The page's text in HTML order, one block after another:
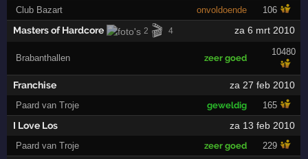
Club Bazart onvoldoende 106
Masters of Hardcore 2 🎬 4 za 6 mrt 2010
Brabanthallen zeer goed
10480
Franchise za 27 feb 2010
Paard van Troje geweldig 165
I Love Los za 13 feb 2010
Paard van Troje zeer goed 229